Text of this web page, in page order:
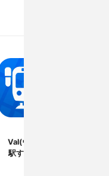
Val(ヴァル)
駅すぱあと